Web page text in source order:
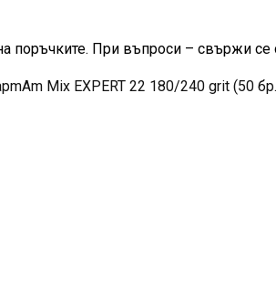
поръчките. При въпроси – свържи се
Mix EXPERT 22 180/240 grit (50